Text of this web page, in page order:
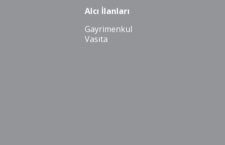
Alcı İlanları
Gayrimenkul
Vasıta